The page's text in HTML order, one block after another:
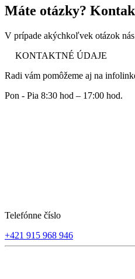
Máte otázky?
V prípade akýchkoľvek otázok
KONTAKTNÉ ÚDAJE
Radi vám pomôžeme aj na
Pon - Pia 8:30 hod – 17:00 hod.
Telefónne číslo
+421 915 968 946